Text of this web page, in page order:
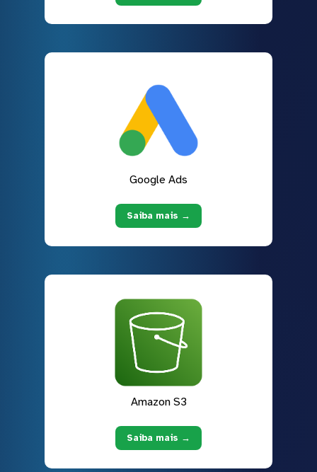
Google Ads
Saiba mais →
Amazon S3
Saiba mais →